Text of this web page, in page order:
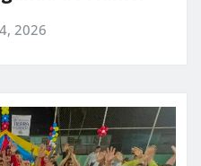
2026